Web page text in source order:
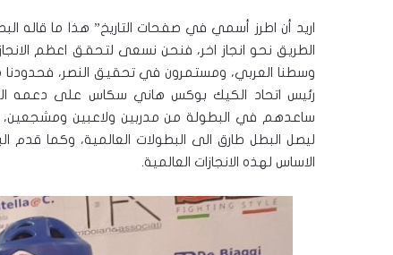
اريد أن اطرز أسمي في صفحات التاريخ” هذا ما قاله
الطريق نحو انجاز اخر، فنحن نسعى لتحقق اعظم
وسطنا العربي، ومستمرون في تحقيق النصر،
رئيس اتحاد الكيك بوكس هاني سكاس على دعمه
ساعدهم في البطولة من مدربين ولاعبين ومشجعين،
الاساس لهذه الانجازات العالمية.